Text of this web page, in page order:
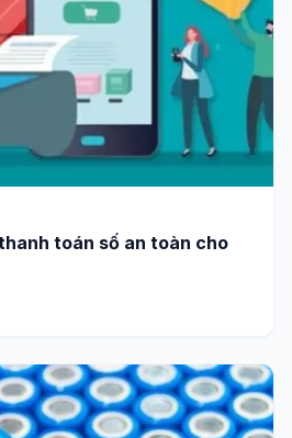
toán số an toàn cho